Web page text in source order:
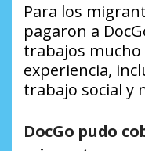
Para los
pagaron a
trabajos mucho
experiencia,
trabajo social y
DocGo pudo